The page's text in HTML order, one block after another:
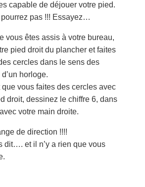
capable de déjouer votre pied.
pourrez pas !!! Essayez…
vous êtes assis à votre bureau,
pied droit du plancher et faites
cercles dans le sens des
horloge.
que vous faites des cercles avec
droit, dessinez le chiffre 6, dans
votre main droite.
de direction !!!!
dit…. et il n’y a rien que vous